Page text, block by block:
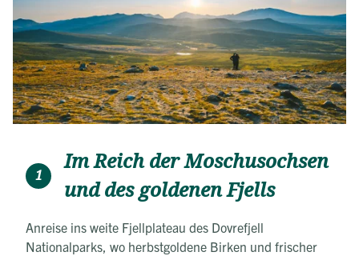
1
Im Reich der Moschusochsen
und des goldenen Fjells
Anreise ins weite Fjellplateau des Dovrefjell
Nationalparks, wo herbstgoldene Birken und frischer